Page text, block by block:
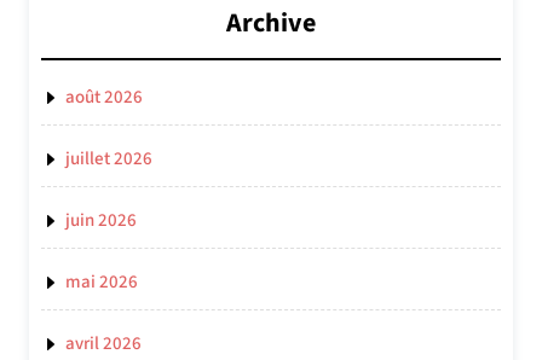
Archive
août 2026
juillet 2026
juin 2026
mai 2026
avril 2026